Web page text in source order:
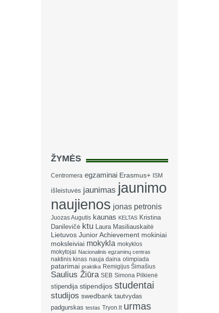
ŽYMĖS
Centromera egzaminai Erasmus+ ISM
išleistuvės jaunimas jaunimo
naujienos jonas petronis
Juozas Augutis kaunas KELTAS Kristina
Danilevičė ktu Laura Masiliauskaitė
Lietuvos Junior Achievement mokiniai
moksleiviai mokykla mokyklos
mokytojai Nacionalinis egzaminų centras
naktinis kinas nauja daina olimpiada
patarimai praktika Remigijus Šimašius
Saulius Žiūra SEB Simona Pilkienė
stipendija stipendijos studentai
studijos swedbank tautvydas
padgurskas testas Tryon.lt urmas